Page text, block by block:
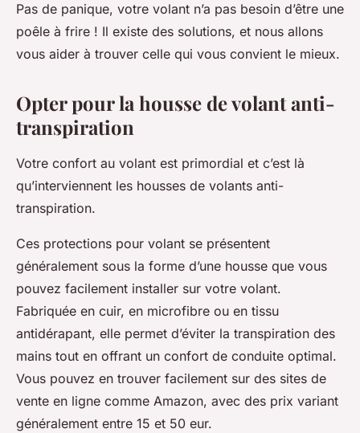
Pas de panique, votre volant n’a pas besoin d’être une
poêle à frire ! Il existe des solutions, et nous allons
vous aider à trouver celle qui vous convient le mieux.
Opter pour la housse de volant anti-
transpiration
Votre confort au volant est primordial et c’est là
qu’interviennent les housses de volants anti-
transpiration.
Ces protections pour volant se présentent
généralement sous la forme d’une housse que vous
pouvez facilement installer sur votre volant.
Fabriquée en cuir, en microfibre ou en tissu
antidérapant, elle permet d’éviter la transpiration des
mains tout en offrant un confort de conduite optimal.
Vous pouvez en trouver facilement sur des sites de
vente en ligne comme Amazon, avec des prix variant
généralement entre 15 et 50 eur.